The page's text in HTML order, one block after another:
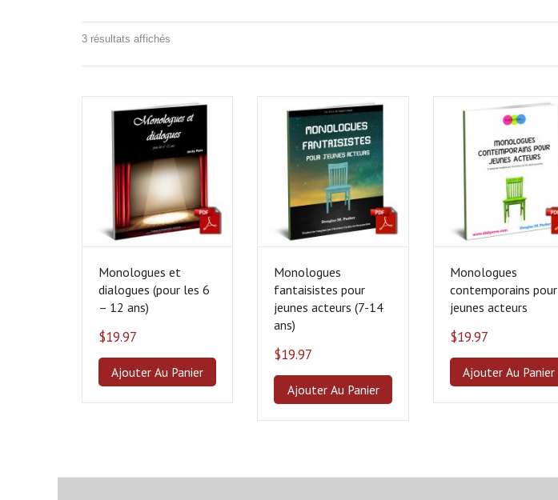
3 résultats affichés
au
plus
ancien
Monologues et
dialogues (pour les 6
– 12 ans)
$19.97
Ajouter Au Panier
Monologues
fantaisistes pour
jeunes acteurs (7-14
ans)
$19.97
Ajouter Au Panier
Monologues
contemporains pour
jeunes acteurs
$19.97
Ajouter Au Panier